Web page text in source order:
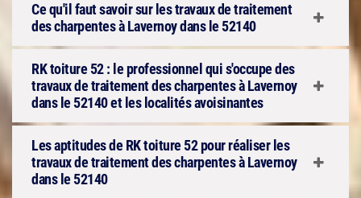
Ce qu'il faut savoir sur les travaux de traitement
des charpentes à Lavernoy dans le 52140
RK toiture 52 : le professionnel qui s'occupe des
travaux de traitement des charpentes à Lavernoy
dans le 52140 et les localités avoisinantes
Les aptitudes de RK toiture 52 pour réaliser les
travaux de traitement des charpentes à Lavernoy
dans le 52140